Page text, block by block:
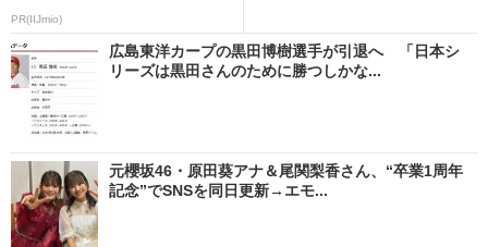
PR(IIJmio)
広島東洋カープの黒田博樹選手が引退へ 「日本シ
リーズは黒田さんのために勝つしかな...
元櫻坂46・原田葵アナ＆尾関梨香さん、“卒業1周年
記念”でSNSを同日更新→エモ...